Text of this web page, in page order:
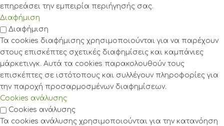
επηρεάσει την εμπειρία περιήγησής σας.
Διαφήμιση
Διαφήμιση
Τα cookies διαφήμισης χρησιμοποιούνται για να παρέχουν
στους επισκέπτες σχετικές διαφημίσεις και καμπάνιες
μάρκετινγκ. Αυτά τα cookies παρακολουθούν τους
επισκέπτες σε ιστότοπους και συλλέγουν πληροφορίες για
την παροχή προσαρμοσμένων διαφημίσεων.
Cookies ανάλυσης
Cookies ανάλυσης
Τα cookies ανάλυσης χρησιμοποιούνται για την κατανόηση